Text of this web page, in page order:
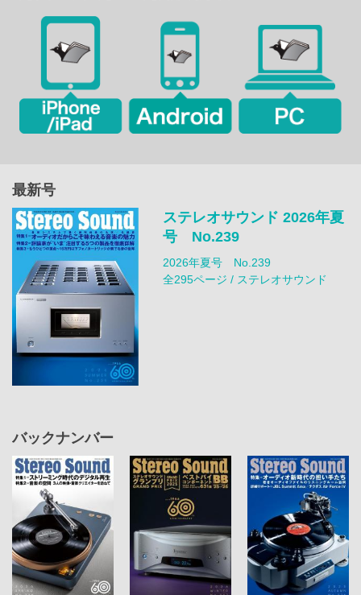
最新号
ステレオサウンド 2026年夏
号 No.239
2026年夏号 No.239
全295ページ / ステレオサウンド
バックナンバー